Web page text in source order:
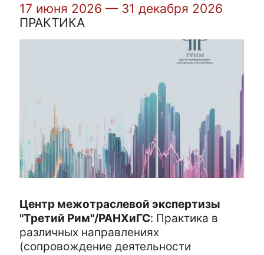
17 июня 2026 — 31 декабря 2026
ПРАКТИКА
Центр межотраслевой экспертизы
"Третий Рим"/РАНХиГС: Практика в
различных направлениях
(сопровождение деятельности